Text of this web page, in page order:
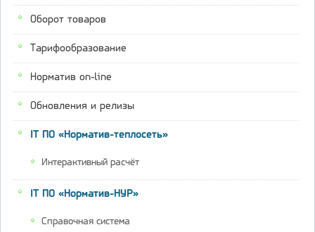
Оборот товаров
Тарифообразование
Норматив on-line
Обновления и релизы
IT ПО «Норматив-теплосеть»
Интерактивный расчёт
IT ПО «Норматив-НУР»
Справочная система